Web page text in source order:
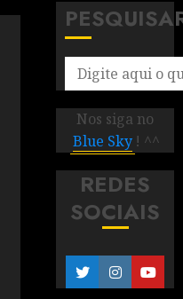
Nos siga no
Blue Sky ! ^^
REDES
SOCIAIS